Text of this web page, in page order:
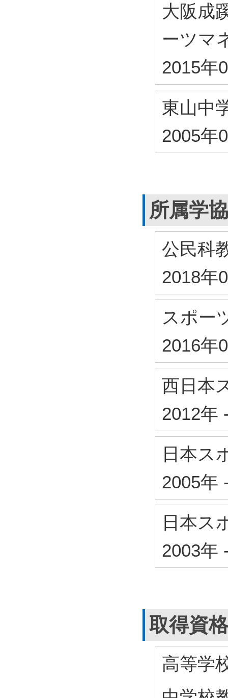
大阪成
ーツマ
2015年
東山中
2005年
所属学
公民科
2018年
スポー
2016年
西日本
2012年
日本ス
2005年
日本ス
2003年
取得資格
高等学